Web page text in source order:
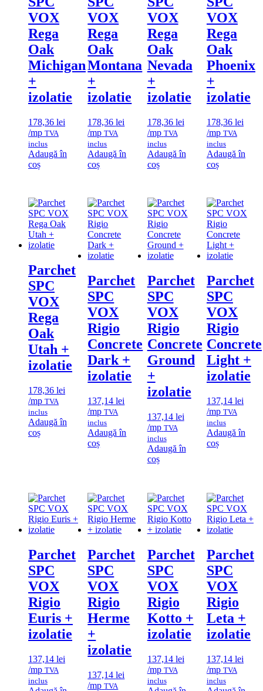
VOX
Rega
Oak
Michigan
+
izolatie
178,36 lei
/mp TVA
inclus
Adaugă în
coș
VOX
Rega
Oak
Montana
+
izolatie
178,36lei
/mp TVA
inclus
Adaugă în
coș
VOX
Rega
Oak
Nevada
+
izolatie
178,36 lei
/mp TVA
inclus
Adaugă în
coș
VOX
Rega
Oak
Phoenix
+
izolatie
178,36 lei
/mp TVA
inclus
Adaugă în
coș
Parchet
SPC
VOX
Rega
Oak
Utah +
izolatie
178,36 lei
/mp TVA
inclus
Adaugă în
coș
Parchet
SPC
VOX
Rigio
Concrete
Dark +
izolatie
137,14lei
/mp TVA
inclus
Adaugă în
coș
Parchet
SPC
VOX
Rigio
Concrete
Ground
+
izolatie
137,14 lei
/mp TVA
inclus
Adaugă în
coș
Parchet
SPC
VOX
Rigio
Concrete
Light +
izolatie
137,14 lei
/mp TVA
inclus
Adaugă în
coș
Parchet
SPC
VOX
Rigio
Euris +
izolatie
137,14 lei
/mp TVA
inclus
Parchet
SPC
VOX
Rigio
Herme
+
izolatie
137,14lei
/mp TVA
Parchet
SPC
VOX
Rigio
Kotto +
izolatie
137,14 lei
/mp TVA
inclus
Parchet
SPC
VOX
Rigio
Leta +
izolatie
137,14 lei
/mp TVA
inclus